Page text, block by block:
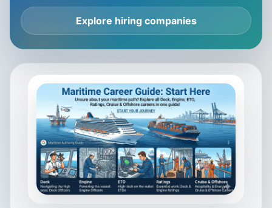
Explore hiring companies